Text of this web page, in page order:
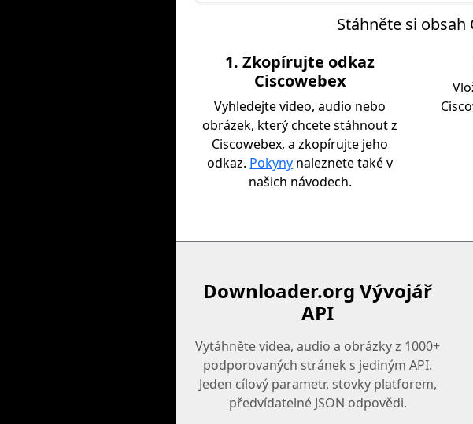
Stáhněte si obsah
1. Zkopírujte odkaz
Ciscowebex
Vyhledejte video, audio nebo
obrázek, který chcete stáhnout z
Ciscowebex, a zkopírujte jeho
odkaz. Pokyny naleznete také v
našich návodech.
Downloader.org Vývojář
API
Vytáhněte videa, audio a obrázky z 1000+
podporovaných stránek s jediným API.
Jeden cílový parametr, stovky platforem,
předvídatelné JSON odpovědi.